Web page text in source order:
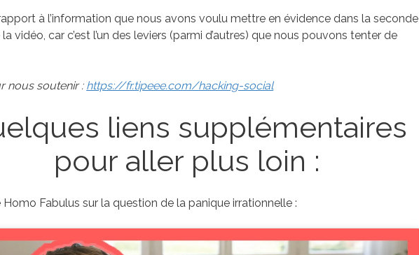
rapport à l’information que nous avons voulu mettre en évidence dans la seconde
vidéo, car c’est l’un des leviers (parmi d’autres) que nous pouvons tenter de
nous soutenir : https://fr.tipeee.com/hacking-social
liens supplémentaires
pour aller plus loin :
Fabulus sur la question de la panique irrationnelle :